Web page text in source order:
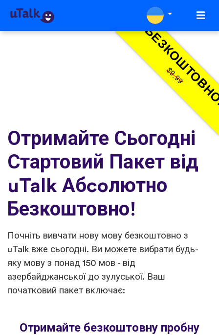
$9.99
Отримайте Сьогодні
Стартовий Пакет від
uTalk Абcoлютно
Безкоштовно!
Почніть вивчати нову мову безкоштовно з
uTalk вже сьогодні. Ви можете вибрати будь-
яку мову з понад 150 мов - від
азербайджанської до зулуської. Ваш
початковий пакет включає:
Отримайте безкоштовну пробну